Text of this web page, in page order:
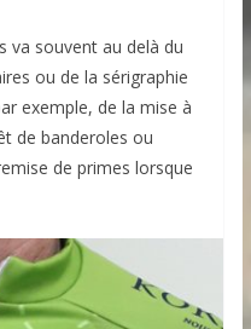
va souvent au delà du
ou de la sérigraphie
exemple, de la mise à
de banderoles ou
de primes lorsque